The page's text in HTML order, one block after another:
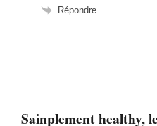
Sainplement healthy,
Répondre